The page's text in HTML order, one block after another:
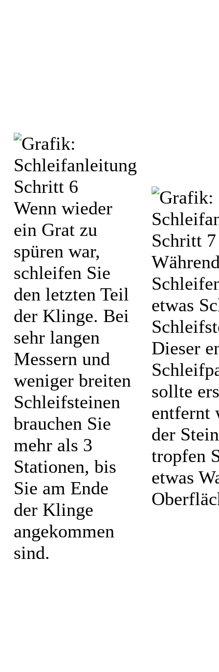
Wenn wieder
ein Grat zu
spüren war,
schleifen Sie
den letzten Teil
der Klinge. Bei
sehr langen
Messern und
weniger breiten
Schleifsteinen
brauchen Sie
mehr als 3
Stationen, bis
Sie am Ende
der Klinge
angekommen
sind.
etwas
Dieser
sollte
entfernt
der
tropfen
etwas